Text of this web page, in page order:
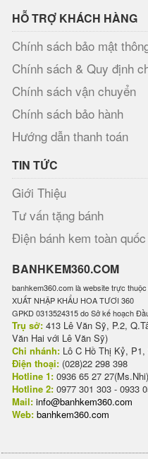
HỖ TRỢ KHÁCH HÀNG
Chính sách bảo mật
Chính sách & Quy định
Chính sách vận chuyển
Chính sách bảo hành
Hướng dẫn thanh toán
TIN TỨC
Giới Thiệu
Tư vấn tặng bánh
Điện bánh kem toàn quốc
BANHKEM360.COM
banhkem360.com là website trực
XUẤT NHẬP KHẨU HOA TƯƠI 360
GPKD 0313524315 do Sở kế hoạch
Trụ sở: 413 Lê Văn Sỹ, P.2,
Văn Hai với Lê Văn Sỹ)
Chi nhánh: Lô C Hồ Thị Kỷ,
Điện thoại: (028)22 298 398
Hotline 1: 0936 65 27 27(Ms.Nhi)
Hotline 2: 0977 301 303 - 0933
Mail: info@banhkem360.com
Web: banhkem360.com